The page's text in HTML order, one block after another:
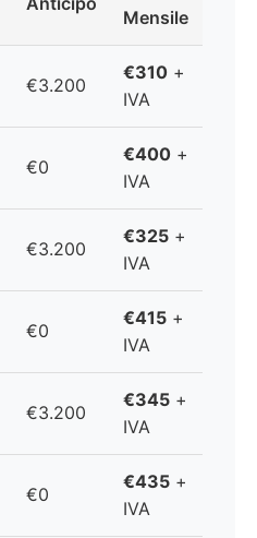
Mensile
€3.200
€310 +
IVA
€0
€400 +
IVA
€3.200
€325 +
IVA
€0
€415 +
IVA
€3.200
€345 +
IVA
€0
€435 +
IVA